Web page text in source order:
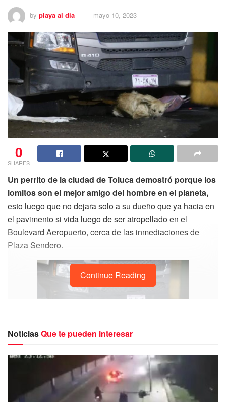
by playa al dia mayo 10, 2023
0
SHARES
Un perrito de la ciudad de Toluca demostró porque los
lomitos son el mejor amigo del hombre en el planeta,
esto luego que no dejara solo a su dueño que ya hacia en
el pavimento si vida luego de ser atropellado en el
Boulevard Aeropuerto, cerca de las inmediaciones de
Plaza Sendero.
Mientras los equipos de urgencias llegaban al lugar y los
minutos seguían transcurriendo,un perrito de raza
mestiza no se espantaba de las sirenas, ni de las
Continue Reading
NoticiasQue te pueden interesar